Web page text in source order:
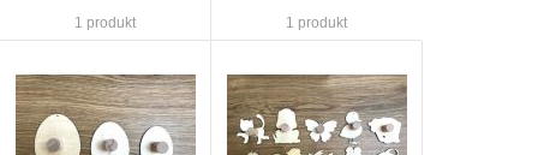
1 produkt 1 produkt